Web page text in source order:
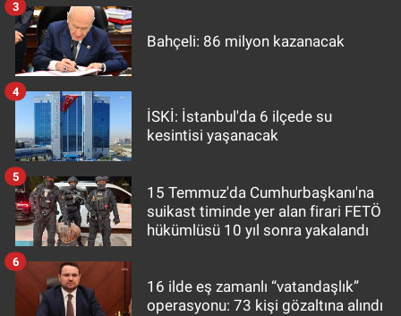
Bahçeli: 86 milyon kazanacak
3
İSKİ: İstanbul'da 6 ilçede su
kesintisi yaşanacak
4
15 Temmuz'da Cumhurbaşkanı'na
suikast timinde yer alan firari FETÖ
hükümlüsü 10 yıl sonra yakalandı
5
16 ilde eş zamanlı “vatandaşlık”
operasyonu: 73 kişi gözaltına alındı
6